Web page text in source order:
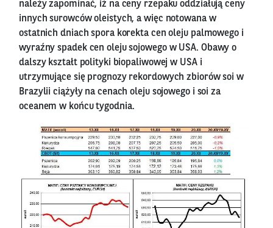
należy zapominać, iż na ceny rzepaku oddziałują ceny
innych surowców oleistych, a więc notowana w
ostatnich dniach spora korekta cen oleju palmowego i
wyraźny spadek cen oleju sojowego w USA. Obawy o
dalszy kształt polityki biopaliwowej w USA i
utrzymujące się prognozy rekordowych zbiorów soi w
Brazylii ciążyły na cenach oleju sojowego i soi za
oceanem w końcu tygodnia.